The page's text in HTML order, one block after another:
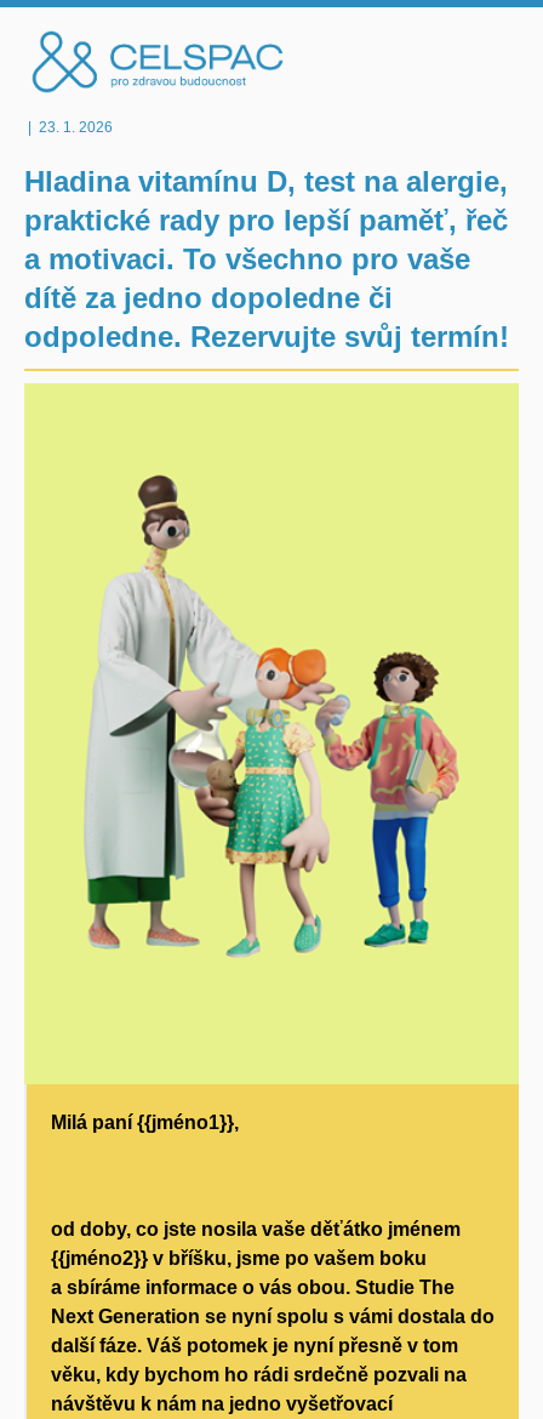
23. 1. 2026
Hladina vitamínu D, test na alergie,
praktické rady pro lepší paměť, řeč
a motivaci. To všechno pro vaše
dítě za jedno dopoledne či
odpoledne. Rezervujte svůj termín!
Milá paní {{jméno1}},
od doby, co jste nosila vaše děťátko jménem
{{jméno2}} v bříšku, jsme po vašem boku
a sbíráme informace o vás obou. Studie The
Next Generation se nyní spolu s vámi dostala do
další fáze. Váš potomek je nyní přesně v tom
věku, kdy bychom ho rádi srdečně pozvali na
návštěvu k nám na jedno vyšetřovací